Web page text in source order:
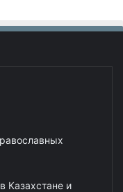
Казахстане и